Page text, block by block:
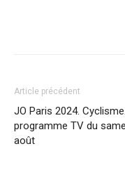
Article précédent
JO Paris 2024.
programme TV du
août